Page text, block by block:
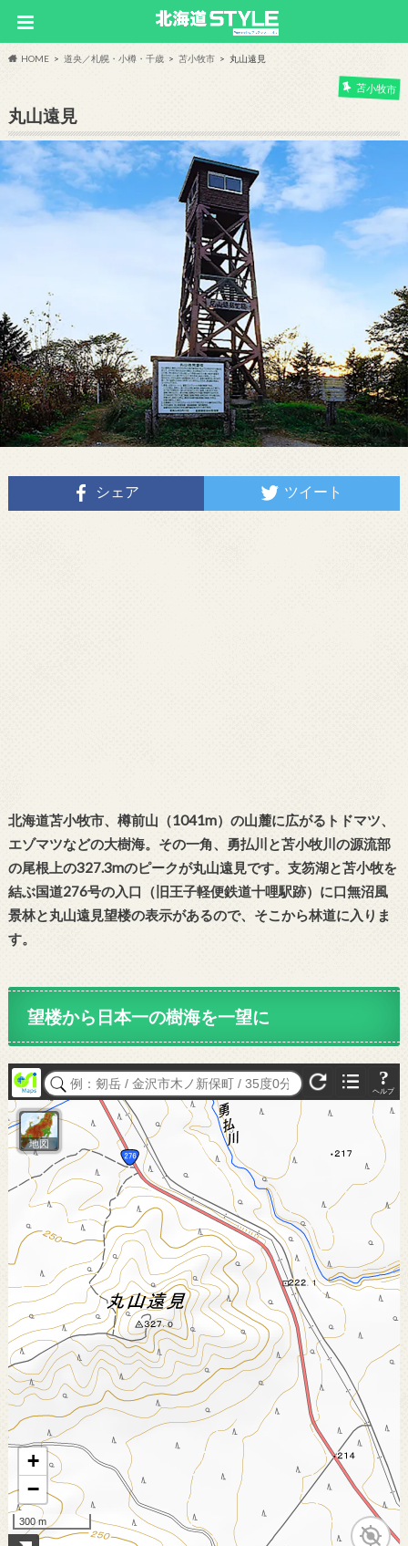
HOME 道央／札幌・小樽・千歳 苫小牧市 丸山遠見
苫小牧市
丸山遠見
シェア ツイート
北海道苫小牧市、樽前山（1041m）の山麓に広がるトドマツ、
エゾマツなどの大樹海。その一角、勇払川と苫小牧川の源流部
の尾根上の327.3mのピークが丸山遠見です。支笏湖と苫小牧を
結ぶ国道276号の入口（旧王子軽便鉄道十哩駅跡）に口無沼風
景林と丸山遠見望楼の表示があるので、そこから林道に入りま
す。
望楼から日本一の樹海を一望に